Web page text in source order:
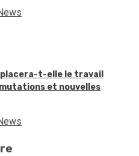
t-elle le travail
et nouvelles